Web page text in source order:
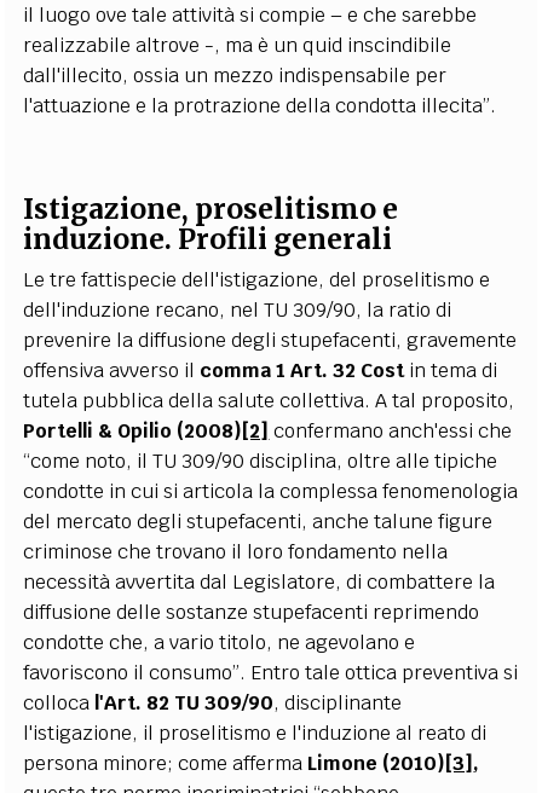
il luogo ove tale attività si compie – e che sarebbe
realizzabile altrove -, ma è un quid inscindibile
dall'illecito, ossia un mezzo indispensabile per
l'attuazione e la protrazione della condotta illecita”.
Istigazione, proselitismo e
induzione. Profili generali
Le tre fattispecie dell'istigazione, del proselitismo e
dell'induzione recano, nel TU 309/90, la ratio di
prevenire la diffusione degli stupefacenti, gravemente
offensiva avverso il comma 1 Art. 32 Costin tema di
tutela pubblica della salute collettiva. A tal proposito,
Portelli & Opilio (2008)[2] confermano anch'essi che
“come noto, il TU 309/90 disciplina, oltre alle tipiche
condotte in cui si articola la complessa fenomenologia
del mercato degli stupefacenti, anche talune figure
criminose che trovano il loro fondamento nella
necessità avvertita dal Legislatore, di combattere la
diffusione delle sostanze stupefacenti reprimendo
condotte che, a vario titolo, ne agevolano e
favoriscono il consumo”. Entro tale ottica preventiva si
colloca l'Art. 82 TU 309/90, disciplinante
l'istigazione, il proselitismo e l'induzione al reato di
persona minore; come afferma Limone (2010)[3],